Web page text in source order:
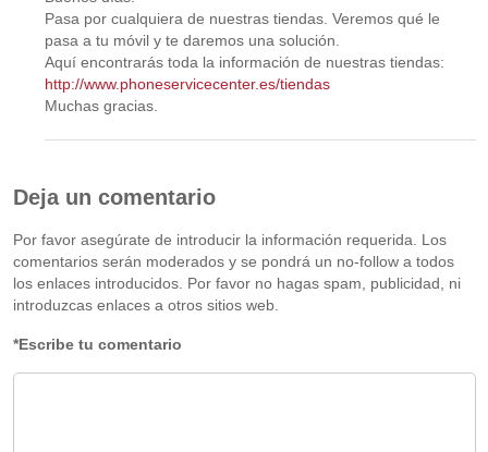
Pasa por cualquiera de nuestras tiendas. Veremos qué le
pasa a tu móvil y te daremos una solución.
Aquí encontrarás toda la información de nuestras tiendas:
http://www.phoneservicecenter.es/tiendas
Muchas gracias.
Deja un comentario
Por favor asegúrate de introducir la información requerida. Los
comentarios serán moderados y se pondrá un no-follow a todos
los enlaces introducidos. Por favor no hagas spam, publicidad, ni
introduzcas enlaces a otros sitios web.
*Escribe tu comentario